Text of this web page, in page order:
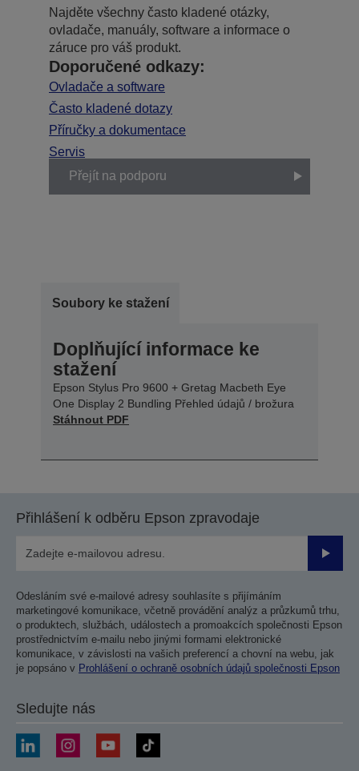
Najděte všechny často kladené otázky,
ovladače, manuály, software a informace o
záruce pro váš produkt.
Doporučené odkazy:
Ovladače a software
Často kladené dotazy
Příručky a dokumentace
Servis
Přejít na podporu
Soubory ke stažení
Doplňující informace ke
stažení
Epson Stylus Pro 9600 + Gretag Macbeth Eye
One Display 2 Bundling Přehled údajů / brožura
Stáhnout PDF
Přihlášení k odběru Epson zpravodaje
Odesláním své e-mailové adresy souhlasíte s přijímáním
marketingové komunikace, včetně provádění analýz a průzkumů trhu,
o produktech, službách, událostech a promoakcích společnosti Epson
prostřednictvím e-mailu nebo jinými formami elektronické
komunikace, v závislosti na vašich preferencí a chovní na webu, jak
je popsáno v Prohlášení o ochraně osobních údajů společnosti Epson
Sledujte nás